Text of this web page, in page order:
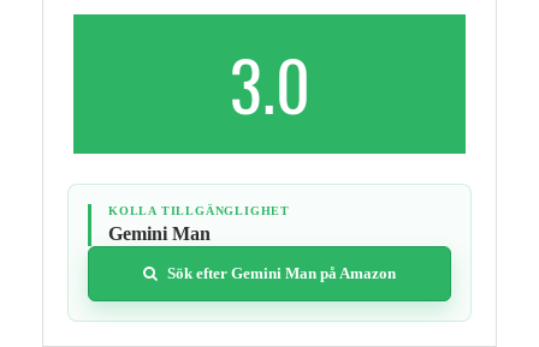
3.0
KOLLA TILLGÄNGLIGHET
Gemini Man
Sök efter Gemini Man på Amazon